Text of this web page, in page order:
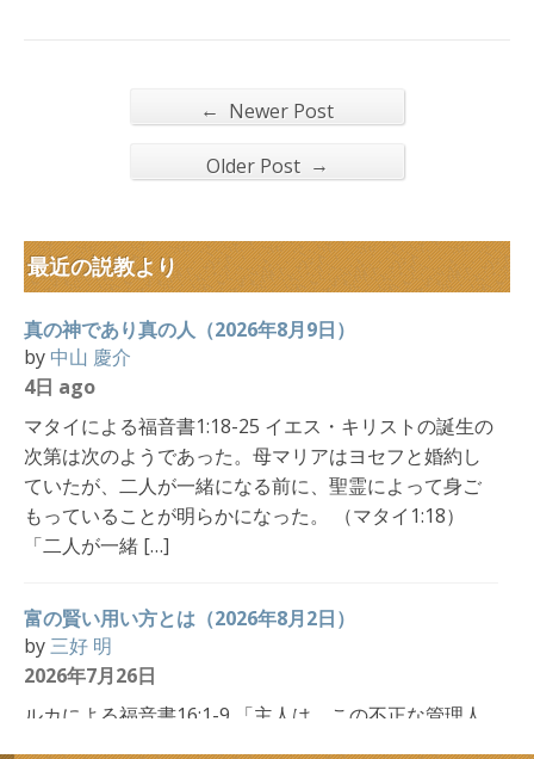
← Newer Post
Older Post →
最近の説教より
真の神であり真の人（2026年8月9日）
by 中山 慶介
4日 ago
マタイによる福音書1:18-25 イエス・キリストの誕生の
次第は次のようであった。母マリアはヨセフと婚約し
ていたが、二人が一緒になる前に、聖霊によって身ご
もっていることが明らかになった。 （マタイ1:18）
「二人が一緒 […]
富の賢い用い方とは（2026年8月2日）
by三好 明
2026年7月26日
ルカによる福音書16:1-9 「主人は、この不正な管理人